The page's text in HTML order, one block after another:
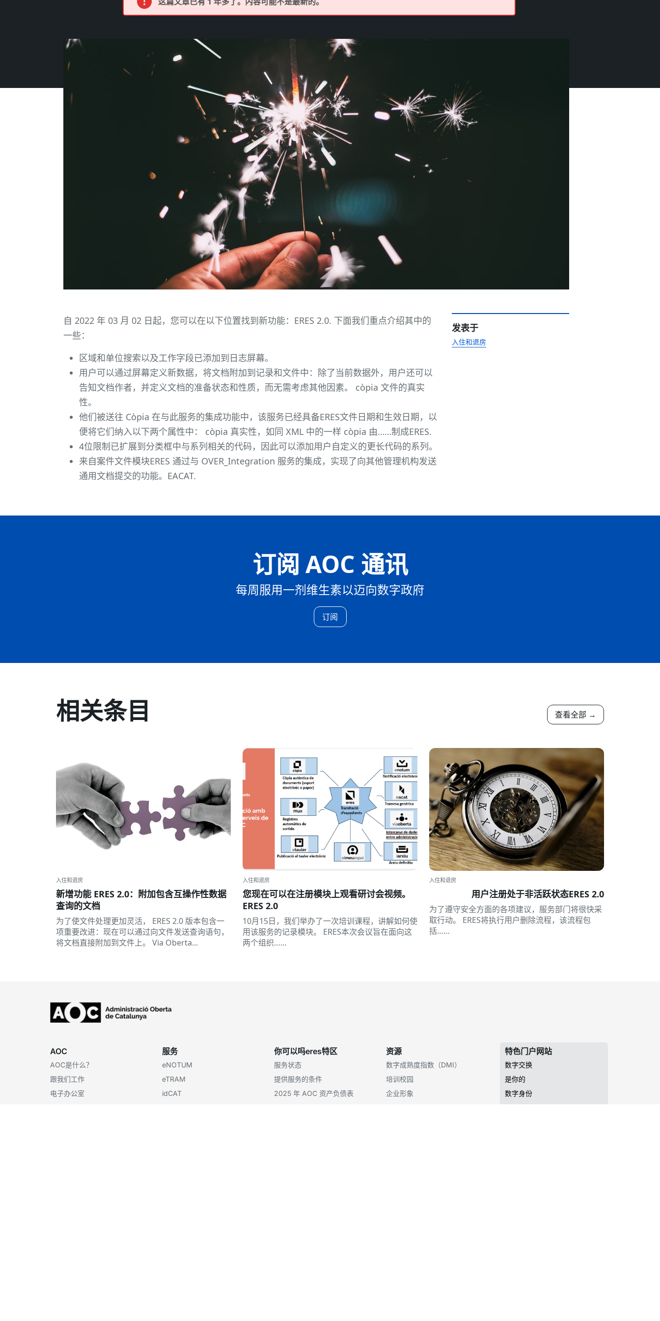
自 2022 年 03 月 02 日起，您可以在以下位置找到新功能：ERES 2.0. 下面我们重点介绍其中的
一些：
区域和单位搜索以及工作字段已添加到日志屏幕。
用户可以通过屏幕定义新数据，将文档附加到记录和文件中：除了当前数据外，用户还可以
告知文档作者，并定义文档的准备状态和性质，而无需考虑其他因素。 còpia 文件的真实
性。
他们被送往 Còpia 在与此服务的集成功能中，该服务已经具备ERES文件日期和生效日期，以
便将它们纳入以下两个属性中： còpia 真实性，如同 XML 中的一样 còpia 由……制成ERES.
4位限制已扩展到分类框中与系列相关的代码，因此可以添加用户自定义的更长代码的系列。
来自案件文件模块ERES 通过与 OVER_Integration 服务的集成，实现了向其他管理机构发送
通用文档提交的功能。EACAT.
发表于
入住和退房
订阅 AOC 通讯
每周服用一剂维生素以迈向数字政府
订阅
相关条目 查看全部 →
入住和退房
新增功能 ERES 2.0：附加包含互操作性数据
查询的文档
为了使文件处理更加灵活， ERES 2.0 版本包含一
项重要改进：现在可以通过向文件发送查询语句，
将文档直接附加到文件上。 Via Oberta...
入住和退房
您现在可以在注册模块上观看研讨会视频。
ERES 2.0
10月15日，我们举办了一次培训课程，讲解如何使
用该服务的记录模块。 ERES本次会议旨在面向这
两个组织……
入住和退房
用户注册处于非活跃状态ERES 2.0
为了遵守安全方面的各项建议，服务部门将很快采
取行动。 ERES将执行用户删除流程，该流程包
括……
AOC
AOC是什么？
跟我们工作
电子办公室
服务
eNOTUM
eTRAM
idCAT
你可以吗eres特区
服务状态
提供服务的条件
2025 年 AOC 资产负债表
资源
数字成熟度指数（DMI）
培训校园
企业形象
特色门户网站
数字交换
是你的
数字身份